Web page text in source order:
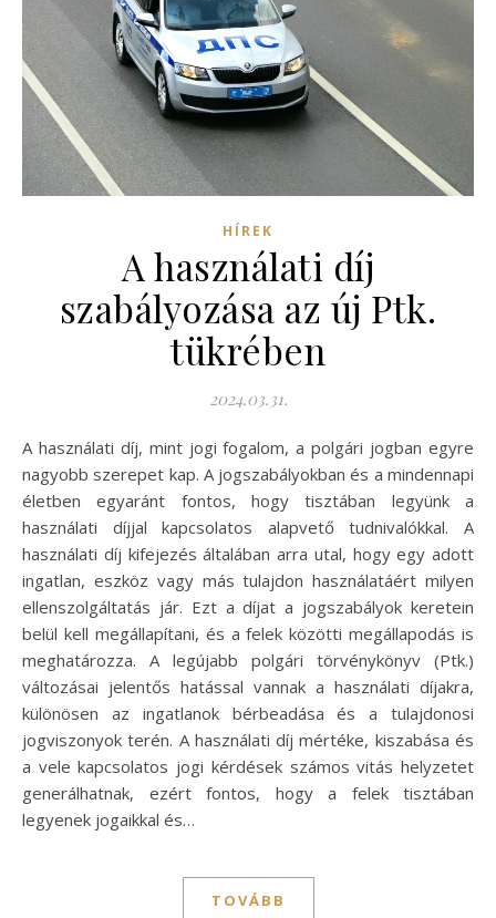
HÍREK
A használati díj
szabályozása az új Ptk.
tükrében
2024.03.31.
A használati díj, mint jogi fogalom, a polgári jogban egyre
nagyobb szerepet kap. A jogszabályokban és a mindennapi
életben egyaránt fontos, hogy tisztában legyünk a
használati díjjal kapcsolatos alapvető tudnivalókkal. A
használati díj kifejezés általában arra utal, hogy egy adott
ingatlan, eszköz vagy más tulajdon használatáért milyen
ellenszolgáltatás jár. Ezt a díjat a jogszabályok keretein
belül kell megállapítani, és a felek közötti megállapodás is
meghatározza. A legújabb polgári törvénykönyv (Ptk.)
változásai jelentős hatással vannak a használati díjakra,
különösen az ingatlanok bérbeadása és a tulajdonosi
jogviszonyok terén. A használati díj mértéke, kiszabása és
a vele kapcsolatos jogi kérdések számos vitás helyzetet
generálhatnak, ezért fontos, hogy a felek tisztában
legyenek jogaikkal és…
TOVÁBB